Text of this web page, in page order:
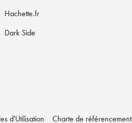
Hachette.fr
Dark Side
d'Utilisation Charte de référencement